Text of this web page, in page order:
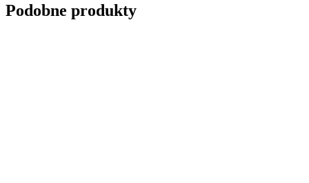
Podobne produkty